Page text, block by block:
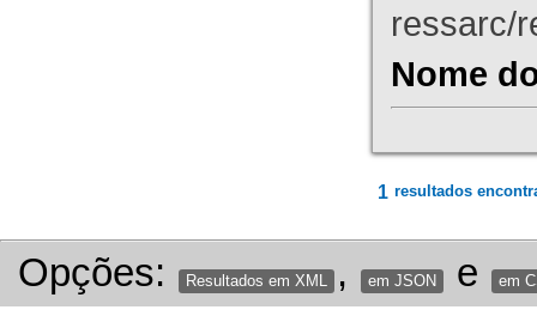
ressarc/
Nome
1 resultados
Opções: Resultados em XML , em JSON e em